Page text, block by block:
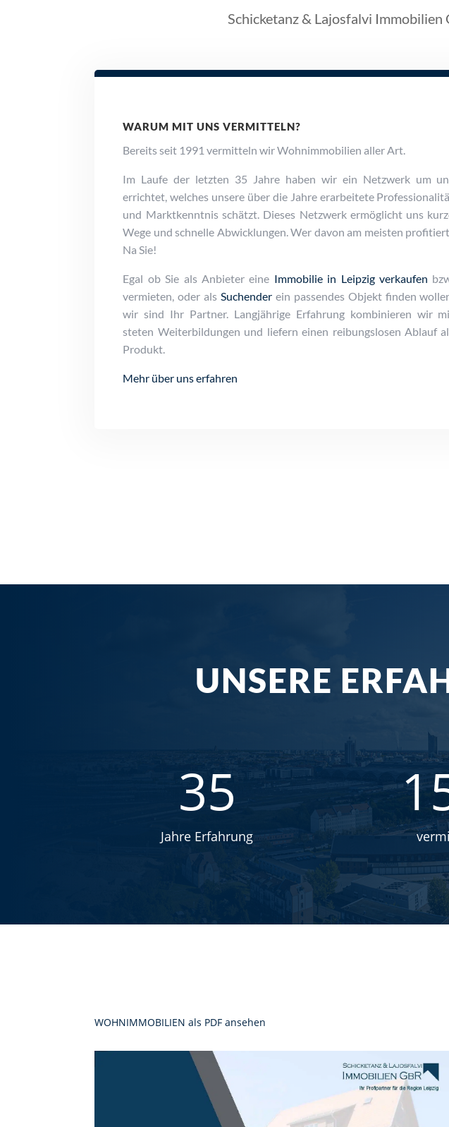
Schicketanz & Lajosfalvi Immobilien
WARUM MIT UNS VERMITTELN?
Bereits seit 1991 vermitteln wir Wohnimmobilien aller Art.
Im Laufe der letzten 35 Jahre haben wir ein Netzwerk um
errichtet, welches unsere über die Jahre erarbeitete
und Marktkenntnis schätzt. Dieses Netzwerk ermöglicht uns
Wege und schnelle Abwicklungen. Wer davon am meisten
Na Sie!
Egal ob Sie als Anbieter eine Immobilie in Leipzig verkaufen
vermieten, oder alsSuchender ein passendes Objekt finden
wir sind Ihr Partner. Langjährige Erfahrung kombinieren wir
steten Weiterbildungen und liefern einen reibungslosen Ablauf
Produkt.
Mehr über uns erfahren
UNSERE
35
Jahre Erfahrung
WOHNIMMOBILIEN als PDF ansehen